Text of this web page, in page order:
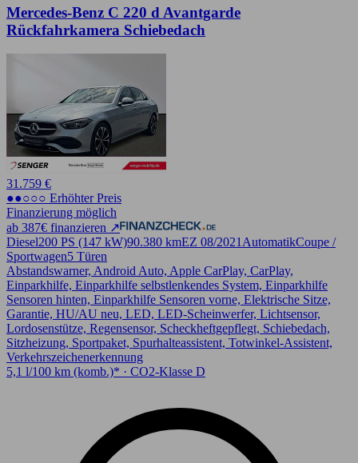
Mercedes-Benz C 220 d Avantgarde
Rückfahrkamera Schiebedach
31.759 €
●●○○○ Erhöhter Preis
Finanzierung möglich
ab 387€ finanzieren ↗
Diesel200 PS (147 kW)90.380 kmEZ 08/2021 AutomatikCoupe /
Sportwagen5 Türen
Abstandswarner, Android Auto, Apple CarPlay, CarPlay,
Einparkhilfe, Einparkhilfe selbstlenkendes System, Einparkhilfe
Sensoren hinten, Einparkhilfe Sensoren vorne, Elektrische Sitze,
Garantie, HU/AU neu, LED, LED-Scheinwerfer, Lichtsensor,
Lordosenstütze, Regensensor, Scheckheftgepflegt, Schiebedach,
Sitzheizung, Sportpaket, Spurhalteassistent, Totwinkel-Assistent,
Verkehrszeichenerkennung
5,1 l/100 km (komb.)* · CO2-Klasse D